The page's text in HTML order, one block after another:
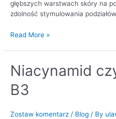
głębszych warstwach skóry na
zdolność stymulowania
Read More »
Niacynamid
B3
Zostaw komentarz / Blog / By
Niacynamid
czyli
witamina
B3